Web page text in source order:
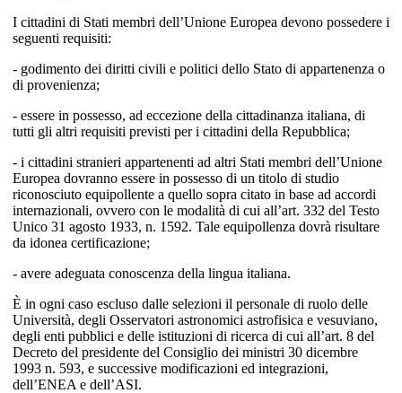
I cittadini di Stati membri dell’Unione Europea devono possedere i
seguenti requisiti:
- godimento dei diritti civili e politici dello Stato di appartenenza o
di provenienza;
- essere in possesso, ad eccezione della cittadinanza italiana, di
tutti gli altri requisiti previsti per i cittadini della Repubblica;
- i cittadini stranieri appartenenti ad altri Stati membri dell’Unione
Europea dovranno essere in possesso di un titolo di studio
riconosciuto equipollente a quello sopra citato in base ad accordi
internazionali, ovvero con le modalità di cui all’art. 332 del Testo
Unico 31 agosto 1933, n. 1592. Tale equipollenza dovrà risultare
da idonea certificazione;
- avere adeguata conoscenza della lingua italiana.
È in ogni caso escluso dalle selezioni il personale di ruolo delle
Università, degli Osservatori astronomici astrofisica e vesuviano,
degli enti pubblici e delle istituzioni di ricerca di cui all’art. 8 del
Decreto del presidente del Consiglio dei ministri 30 dicembre
1993 n. 593, e successive modificazioni ed integrazioni,
dell’ENEA e dell’ASI.